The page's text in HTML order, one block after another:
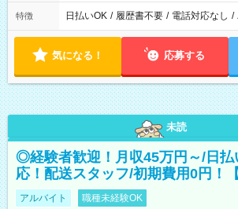
特徴 日払いOK / 履歴書不要 / 電話対応なし /
気になる！ 応募する
未読
◎経験者歓迎！月収45万円～/日払
応！配送スタッフ/初期費用0円！
アルバイト 職種未経験OK